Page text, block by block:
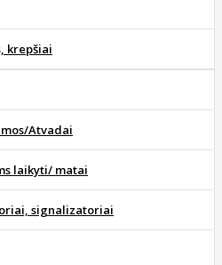
krepšiai
Atvadai
laikyti/ matai
signalizatoriai